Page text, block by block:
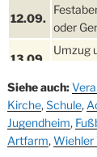
12.09.
oder
13.09.
Umzug
19.09.
25. u.
26.09.
Siehe auch:
Kirche,Schule,
Jugendheim,
Artfarm,Wiehler